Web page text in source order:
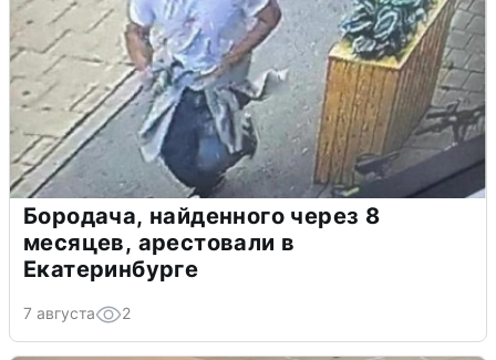
Бородача, найденного через 8
месяцев, арестовали в
Екатеринбурге
7 августа 2